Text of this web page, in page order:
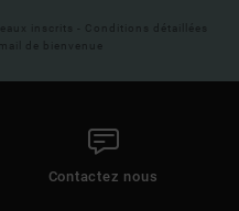
inscrits - Conditions détaillées
de bienvenue
Contactez nous